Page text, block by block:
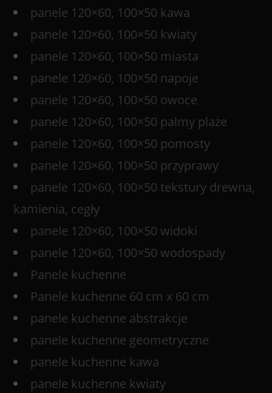
panele 120×60, 100×50 kawa
panele 120×60, 100×50 kwiaty
panele 120×60, 100×50 miasta
panele 120×60, 100×50 napoje
panele 120×60, 100×50 owoce
panele 120×60, 100×50 palmy plaże
panele 120×60, 100×50 pomosty
panele 120×60, 100×50 przyprawy
panele 120×60, 100×50 tekstury drewna,
kamienia, cegły
panele 120×60, 100×50 widoki
panele 120×60, 100×50 wodospady
Panele kuchenne
Panele kuchenne 60 cm x 60 cm
panele kuchenne abstrakcje
panele kuchenne geometryczne
panele kuchenne kawa
panele kuchenne kwiaty